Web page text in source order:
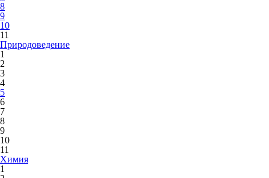
8
9
10
11
Природоведение
1
2
3
4
5
6
7
8
9
10
11
Химия
1